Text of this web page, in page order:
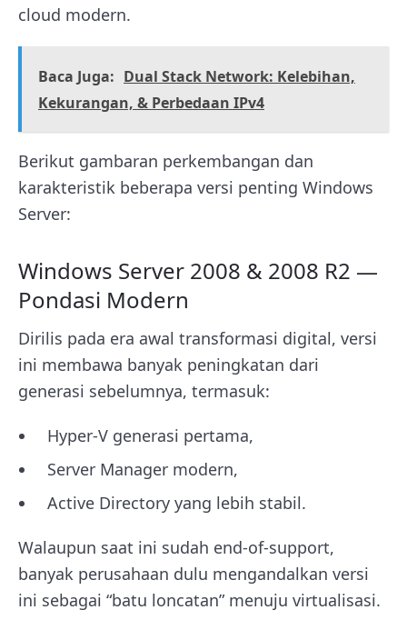
cloud modern.
Baca Juga: Dual Stack Network: Kelebihan,
Kekurangan, & Perbedaan IPv4
Berikut gambaran perkembangan dan
karakteristik beberapa versi penting Windows
Server:
Windows Server 2008 & 2008 R2 —
Pondasi Modern
Dirilis pada era awal transformasi digital, versi
ini membawa banyak peningkatan dari
generasi sebelumnya, termasuk:
Hyper-V generasi pertama,
Server Manager modern,
Active Directory yang lebih stabil.
Walaupun saat ini sudah end-of-support,
banyak perusahaan dulu mengandalkan versi
ini sebagai “batu loncatan” menuju virtualisasi.